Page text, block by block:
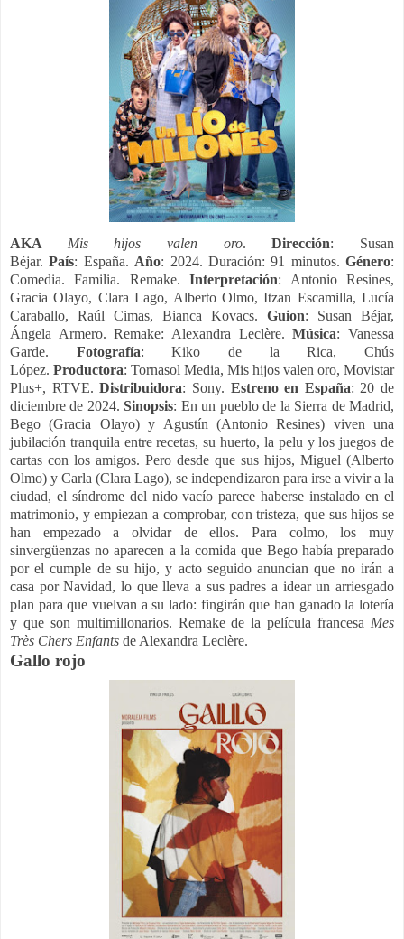
AKA Mis hijos valen oro.Dirección: Susan
Béjar.País: España. Año: 2024. Duración: 91 minutos. Género:
Comedia. Familia. Remake.Interpretación: Antonio Resines,
Gracia Olayo, Clara Lago, Alberto Olmo, Itzan Escamilla, Lucía
Caraballo, Raúl Cimas, Bianca Kovacs. Guion: Susan Béjar,
Ángela Armero. Remake: Alexandra Leclère.Música:Vanessa
Garde. Fotografía:Kiko de la Rica, Chús
López. Productora: Tornasol Media, Mis hijos valen oro, Movistar
Plus+, RTVE.Distribuidora: Sony. Estreno en España: 20 de
diciembre de 2024.Sinopsis: En un pueblo de la Sierra de Madrid,
Bego (Gracia Olayo) y Agustín (Antonio Resines) viven una
jubilación tranquila entre recetas, su huerto, la pelu y los juegos de
cartas con los amigos. Pero desde que sus hijos, Miguel (Alberto
Olmo) y Carla (Clara Lago), se independizaron para irse a vivir a la
ciudad, el síndrome del nido vacío parece haberse instalado en el
matrimonio, y empiezan a comprobar, con tristeza, que sus hijos se
han empezado a olvidar de ellos. Para colmo, los muy
sinvergüenzas no aparecen a la comida que Bego había preparado
por el cumple de su hijo, y acto seguido anuncian que no irán a
casa por Navidad, lo que lleva a sus padres a idear un arriesgado
plan para que vuelvan a su lado: fingirán que han ganado la lotería
y que son multimillonarios. Remake de la película francesa Mes
Très Chers Enfants de Alexandra Leclère.
Gallo rojo